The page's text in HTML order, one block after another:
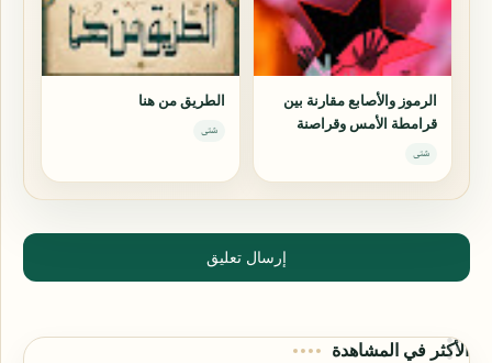
الرموز والأصابع مقارنة بين
قرامطة الأمس وقراصنة
اليوم
شتى
الطريق من هنا
شتى
إرسال تعليق
الأكثر في المشاهدة